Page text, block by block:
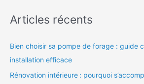
Articles récents
Bien choisir sa pompe de forage : guide
installation efficace
Rénovation intérieure : pourquoi